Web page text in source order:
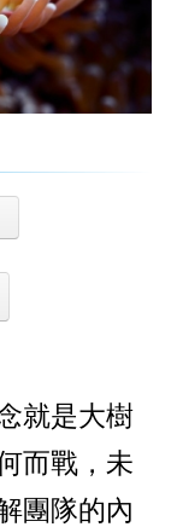
就是大樹
而戰，未
團隊的內